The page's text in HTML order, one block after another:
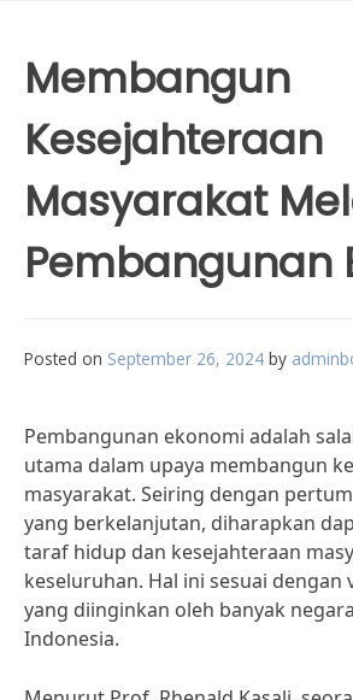
Membangun
Kesejahteraan
Masyarakat
Pembangunan
Posted on September 26, 2024 by
Pembangunan ekonomi adalah
utama dalam upaya membangun
masyarakat. Seiring dengan
yang berkelanjutan, diharapkan
taraf hidup dan kesejahteraan
keseluruhan. Hal ini sesuai dengan
yang diinginkan oleh banyak
Indonesia.